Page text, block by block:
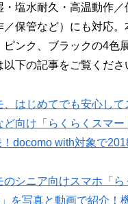
・塩水耐久・高温動作
／保管など）にも対応。
ピンク、ブラックの4色
下の記事をご覧くださ
、はじめてでも安心し
ど向け「らくらくスマー
docomo with対象で
のシニア向けスマホ「
を写真と動画で紹介！